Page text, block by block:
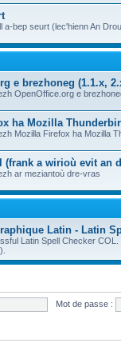
a-bep seurt (lec'hienn An
e brezhoneg (1.1.x,
OpenOffice.org e
ha Mozilla
Mozilla Firefox ha Mozilla
a wirioù evit an
ar meziantoù dre-vras
Latin - Latin
Latin Spell Checker
Mot de passe :